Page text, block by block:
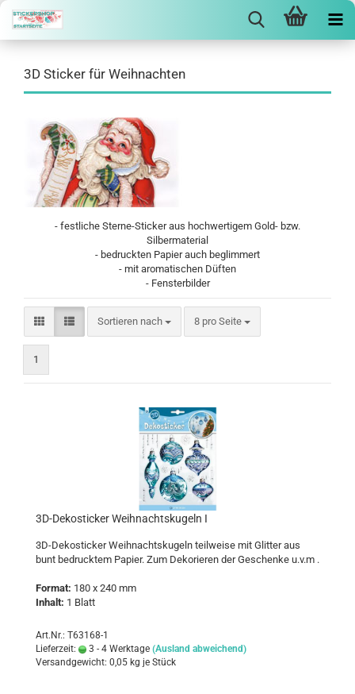
3D Sticker für Weihnachten
- festliche Sterne-Sticker aus hochwertigem Gold- bzw.
Silbermaterial
- bedruckten Papier auch beglimmert
- mit aromatischen Düften
- Fensterbilder
Sortieren nach
Sortieren nach 8 pro Seite
pro Seite
1
3D-​De­kosti­cker Weih­nachts­ku­geln I
3D-​Dekosticker Weih­nachts­ku­geln teil­wei­se mit Glit­ter aus
bunt be­druck­tem Pa­pier. Zum De­ko­rie­ren der Ge­schen­ke u.v.m .
For­mat: 180 x 240 mm
In­halt: 1 Blatt
Art.Nr.: T63168-1
Lieferzeit:
3 - 4 Werktage (Ausland abweichend)
Versandgewicht: 0,05 kg je Stück